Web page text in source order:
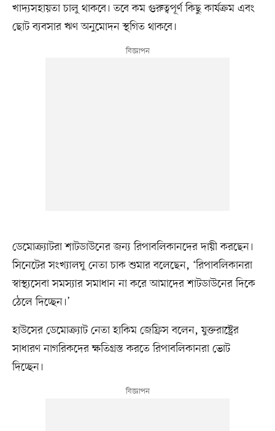
খাদ্যসহায়তা চালু থাকবে। তবে কম গুরুত্বপূর্ণ কিছু কার্যক্রম এবং
ছোট ব্যবসার ঋণ অনুমোদন স্থগিত থাকবে।
ডেমোক্র্যাটরা শাটডাউনের জন্য রিপাবলিকানদের দায়ী করছেন।
সিনেটের সংখ্যালঘু নেতা চাক শুমার বলেছেন, ‘রিপাবলিকানরা
স্বাস্থ্যসেবা সমস্যার সমাধান না করে আমাদের শাটডাউনের দিকে
ঠেলে দিচ্ছেন।’
হাউসের ডেমোক্র্যাট নেতা হাকিম জেফ্রিস বলেন, যুক্তরাষ্ট্রের
সাধারণ নাগরিকদের ক্ষতিগ্রস্ত করতে রিপাবলিকানরা ভোট
দিচ্ছেন।